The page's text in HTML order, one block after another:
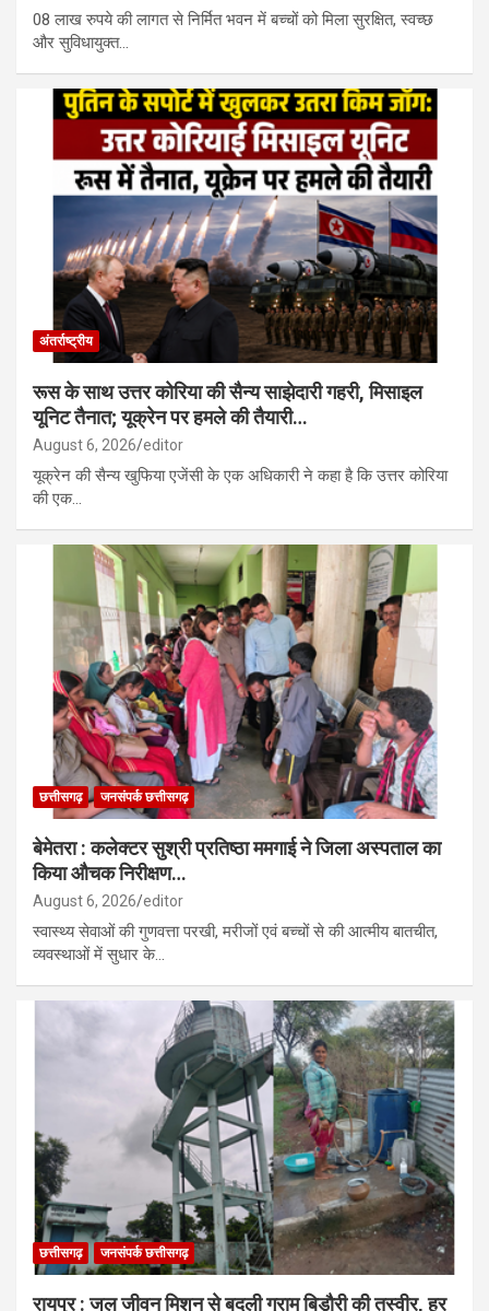
08 लाख रुपये की लागत से निर्मित भवन में बच्चों को मिला सुरक्षित, स्वच्छ
और सुविधायुक्त…
अंतर्राष्ट्रीय
रूस के साथ उत्तर कोरिया की सैन्य साझेदारी गहरी, मिसाइल
यूनिट तैनात; यूक्रेन पर हमले की तैयारी…
August 6, 2026 editor
यूक्रेन की सैन्य खुफिया एजेंसी के एक अधिकारी ने कहा है कि उत्तर कोरिया
की एक…
छत्तीसगढ़ जनसंपर्क छत्तीसगढ़
बेमेतरा : कलेक्टर सुश्री प्रतिष्ठा ममगाई ने जिला अस्पताल का
किया औचक निरीक्षण…
August 6, 2026 editor
स्वास्थ्य सेवाओं की गुणवत्ता परखी, मरीजों एवं बच्चों से की आत्मीय बातचीत,
व्यवस्थाओं में सुधार के…
छत्तीसगढ़ जनसंपर्क छत्तीसगढ़
रायपुर : जल जीवन मिशन से बदली ग्राम बिड़ौरी की तस्वीर, हर